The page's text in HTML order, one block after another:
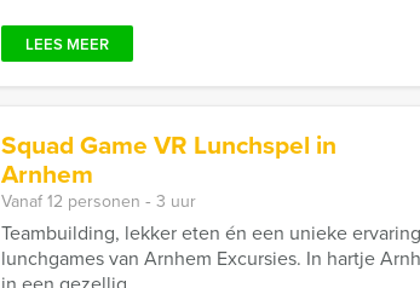
LEES MEER
Squad Game VR Lunchspel in
Arnhem
Vanaf 12 personen ‐ 3 uur
Teambuilding, lekker eten én een unieke
lunchgames van Arnhem Excursies. In hartje